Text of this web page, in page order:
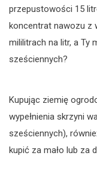
przepustowości 15
koncentrat nawozu z
mililitrach na litr, a Ty
sześciennych?
Kupując ziemię
wypełnienia skrzyni
sześciennych),
kupić za mało lub za